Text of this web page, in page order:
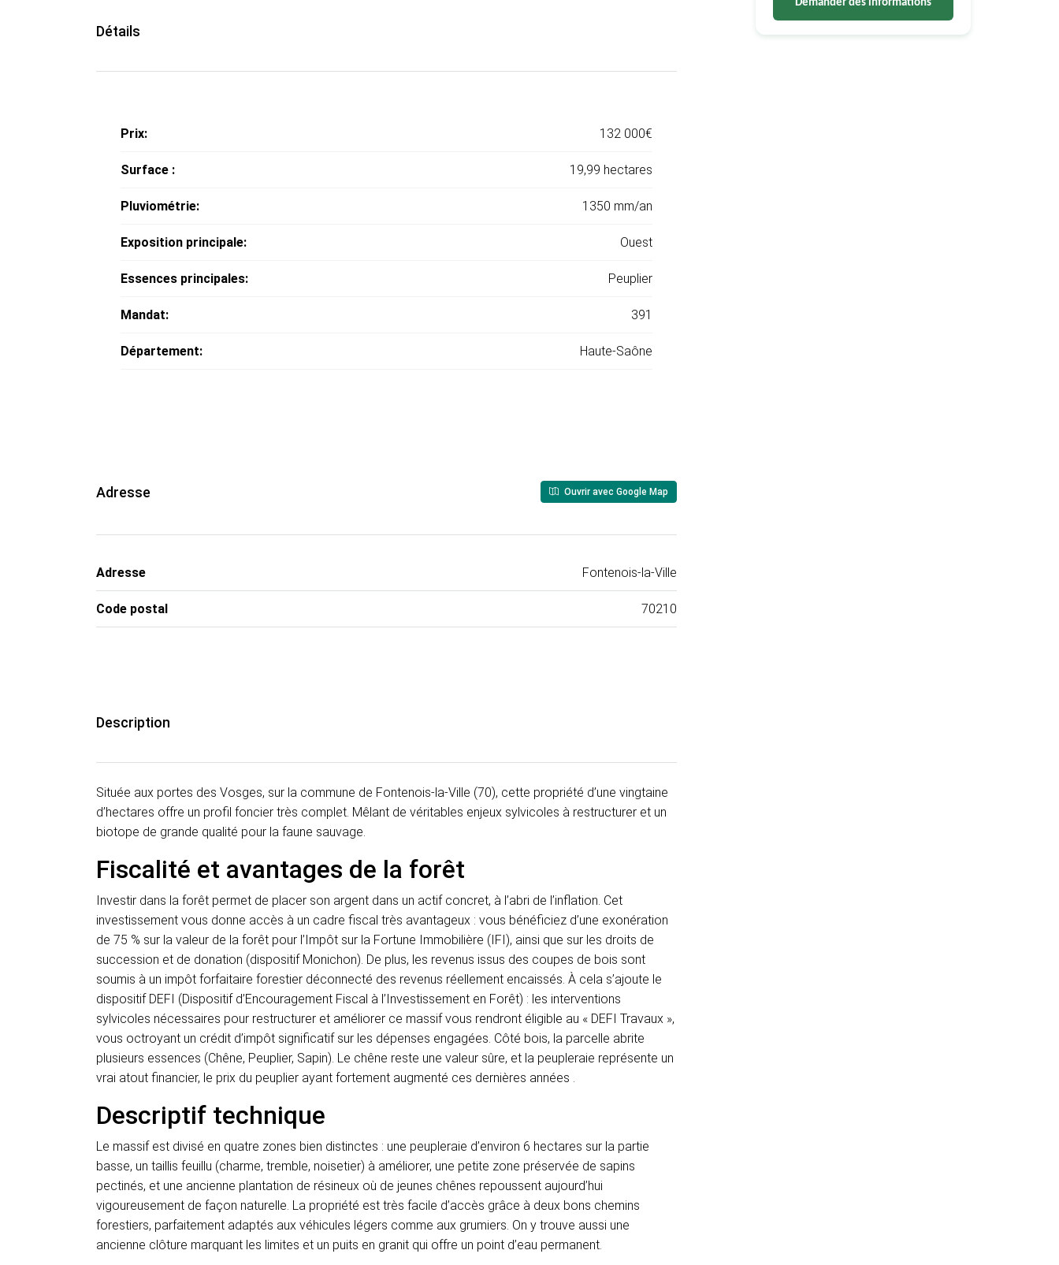
Détails
Prix: 132 000€
Surface : 19,99 hectares
Pluviométrie: 1350 mm/an
Exposition principale: Ouest
Essences principales: Peuplier
Mandat: 391
Département: Haute-Saône
Adresse Ouvrir avec Google Map
Adresse Fontenois-la-Ville
Code postal 70210
Description
Située aux portes des Vosges, sur la commune de Fontenois-la-Ville (70), cette propriété d’une vingtaine
d’hectares offre un profil foncier très complet. Mêlant de véritables enjeux sylvicoles à restructurer et un
biotope de grande qualité pour la faune sauvage.
Fiscalité et avantages de la forêt
Investir dans la forêt permet de placer son argent dans un actif concret, à l’abri de l’inflation. Cet
investissement vous donne accès à un cadre fiscal très avantageux : vous bénéficiez d’une exonération
de 75 % sur la valeur de la forêt pour l’Impôt sur la Fortune Immobilière (IFI), ainsi que sur les droits de
succession et de donation (dispositif Monichon). De plus, les revenus issus des coupes de bois sont
soumis à un impôt forfaitaire forestier déconnecté des revenus réellement encaissés. À cela s’ajoute le
dispositif DEFI (Dispositif d’Encouragement Fiscal à l’Investissement en Forêt) : les interventions
sylvicoles nécessaires pour restructurer et améliorer ce massif vous rendront éligible au « DEFI Travaux »,
vous octroyant un crédit d’impôt significatif sur les dépenses engagées. Côté bois, la parcelle abrite
plusieurs essences (Chêne, Peuplier, Sapin). Le chêne reste une valeur sûre, et la peupleraie représente un
vrai atout financier, le prix du peuplier ayant fortement augmenté ces dernières années .
Descriptif technique
Le massif est divisé en quatre zones bien distinctes : une peupleraie d’environ 6 hectares sur la partie
basse, un taillis feuillu (charme, tremble, noisetier) à améliorer, une petite zone préservée de sapins
pectinés, et une ancienne plantation de résineux où de jeunes chênes repoussent aujourd’hui
vigoureusement de façon naturelle. La propriété est très facile d’accès grâce à deux bons chemins
forestiers, parfaitement adaptés aux véhicules légers comme aux grumiers. On y trouve aussi une
ancienne clôture marquant les limites et un puits en granit qui offre un point d’eau permanent.